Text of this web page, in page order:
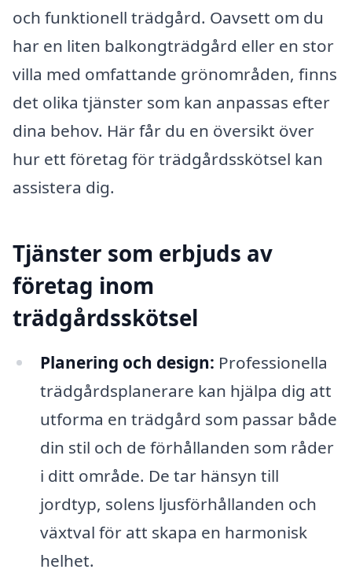
och funktionell trädgård. Oavsett om du
har en liten balkongträdgård eller en stor
villa med omfattande grönområden, finns
det olika tjänster som kan anpassas efter
dina behov. Här får du en översikt över
hur ett företag för trädgårdsskötsel kan
assistera dig.
Tjänster som erbjuds av
företag inom
trädgårdsskötsel
Planering och design: Professionella
trädgårdsplanerare kan hjälpa dig att
utforma en trädgård som passar både
din stil och de förhållanden som råder
i ditt område. De tar hänsyn till
jordtyp, solens ljusförhållanden och
växtval för att skapa en harmonisk
helhet.